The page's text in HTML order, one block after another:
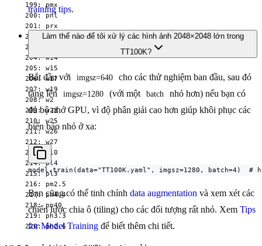
  199: pmx
  200: pnl
  201: prx
  202: pwx
  203: w11
  204: w14
  205: w15
  206: w17
  207: w19
  208: w2
  209: w23
  210: w25
  211: w26
  212: w27
  213: pl0
  214: pl4
  215: pl3
  216: pm2.5
  217: ph4.4
  218: pn40
  219: ph3.3
  220: ph2.6
training tips.
Làm thế nào để tôi xử lý các hình ảnh 2048×2048 lớn trong
TT100K?
Bắt đầu với imgsz=640
cho các thử nghiệm ban đầu, sau đó
tăng lên
imgsz=1280 (với một batch
nhỏ hơn) nếu bạn có
đủ bộ nhớ GPU, vì độ phân giải cao hơn giúp khôi phục các
biển báo nhỏ ở xa:
model.train(data="TT100K.yaml", imgsz=1280, batch=4)
Bạn cũng có thể tinh chỉnh data augmentation và xem xét các
chiến lược chia ô (tiling) cho các đối tượng rất nhỏ. Xem Tips
for Model Training để biết thêm chi tiết.